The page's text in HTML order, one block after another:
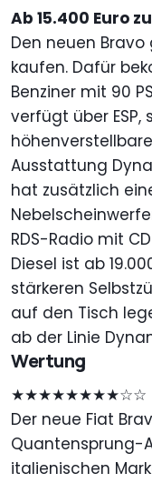
Ab 15.400 Euro
Den neuen Bravo
kaufen. Dafür
Benziner mit 90
verfügt über
Ausstattung
hat zusätzlich
RDS-Radio mit
Diesel ist ab
stärkeren
auf den Tisch
ab der Linie
Wertung
★★★★★★★★☆☆
Der neue Fiat
Quantensprung-
italienischen